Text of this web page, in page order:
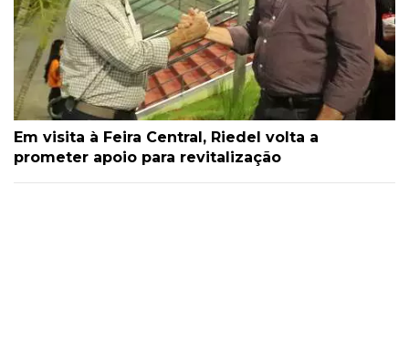
Em visita à Feira Central, Riedel volta a
prometer apoio para revitalização